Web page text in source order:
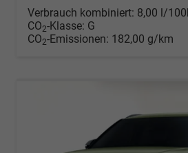
Verbrauch kombiniert: 8,00 l/
CO2-Klasse: G
CO2-Emissionen: 182,00 g/km